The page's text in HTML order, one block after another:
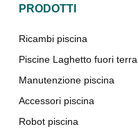
PRODOTTI
Ricambi piscina
Piscine Laghetto fuori terra
Manutenzione piscina
Accessori piscina
Robot piscina